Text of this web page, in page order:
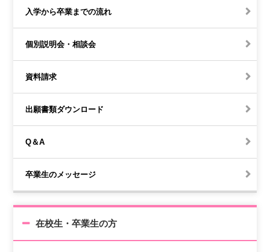
入学から卒業までの流れ
個別説明会・相談会
資料請求
出願書類ダウンロード
Q＆A
卒業生のメッセージ
在校生・卒業生の方